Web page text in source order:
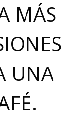
MÁS
UNA